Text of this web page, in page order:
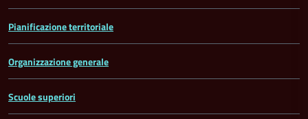
Pianificazione territoriale
Organizzazione generale
Scuole superiori